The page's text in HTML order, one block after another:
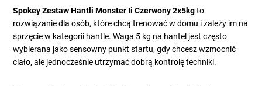
Spokey Zestaw Hantli Monster Ii Czerwony 2x5kgto
rozwiązanie dla osób, które chcą trenować w domu i zależy im na
sprzęcie w kategorii hantle. Waga 5 kg na hantel jest często
wybierana jako sensowny punkt startu, gdy chcesz wzmocnić
ciało, ale jednocześnie utrzymać dobrą kontrolę techniki.